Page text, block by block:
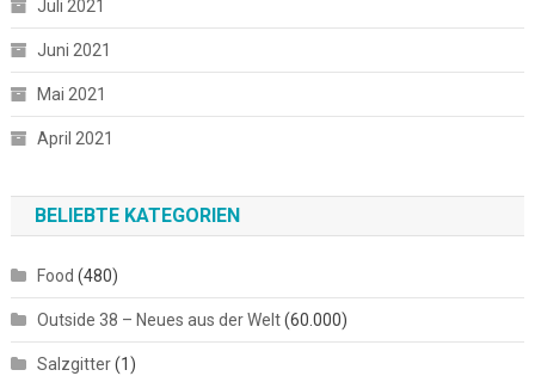
Juli 2021
Juni 2021
Mai 2021
April 2021
BELIEBTE KATEGORIEN
Food (480)
Outside 38 – Neues aus der Welt(60.000)
Salzgitter(1)